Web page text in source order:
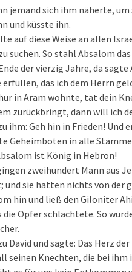
jemand sich ihm näherte,
und küsste ihn.
auf diese Weise an allen
suchen. So stahl Absalom
der vierzig Jahre, da
das ich dem Herrn
in Aram wohnte, tat dein
zurückbringt, dann will ich
ihm: Geh hin in Frieden! Und
Geheimboten in alle
ist König in Hebron!
zweihundert Mann aus
sie hatten nichts von der
hin und ließ den Giloniter
Opfer schlachtete. So
David und sagte: Das Herz
seinen Knechten, die bei